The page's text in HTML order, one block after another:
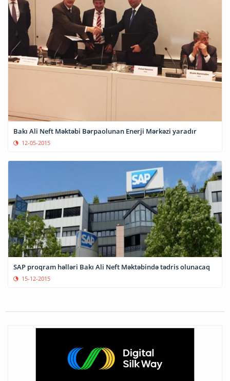
Bakı Ali Neft Məktəbi Bərpaolunan Enerji Mərkəzi yaradır
12-05-2015
SAP proqram həlləri Bakı Ali Neft Məktəbində tədris olunacaq
15-12-2015